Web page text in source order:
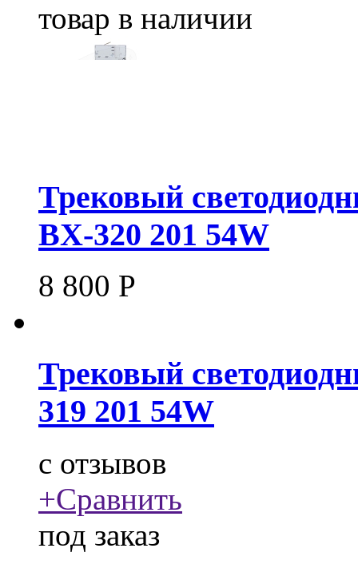
товар в наличии
Трековый
BX-320 201 54W
8 800 Р
Трековый
319 201 54W
c отзывов
+Сравнить
под заказ